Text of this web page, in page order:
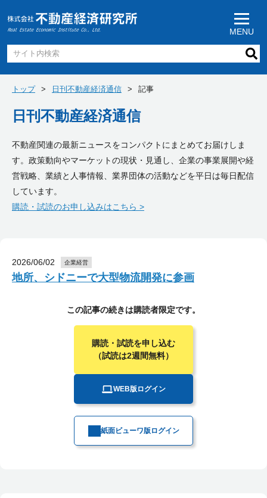
MENU
トップ 日刊不動産経済通信 記事
日刊不動産経済通信
不動産関連の最新ニュースをコンパクトにまとめてお届けしま
す。政策動向やマーケットの現状・見通し、企業の事業展開や経
営戦略、業績と人事情報、業界団体の活動などを平日は毎日配信
しています。
購読・試読のお申し込みはこちら >
2026/06/02 企業経営
地所、シドニーで大型物流開発に参画
この記事の続きは購読者限定です。
購読・試読を申し込む
（試読は2週間無料）
WEB版ログイン
紙面ビューワ版ログイン